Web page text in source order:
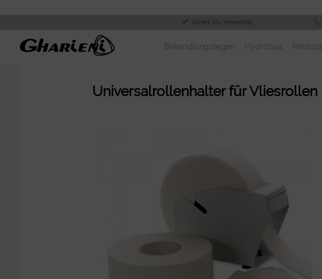
Sichere SSL Verbindung
Behandlungsliegen HydroSpa Pedispa
Universalrollenhalter für Vliesrollen